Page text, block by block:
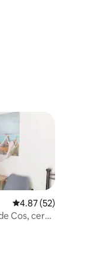
Calificación
4.87 (52)
Cos, cerca